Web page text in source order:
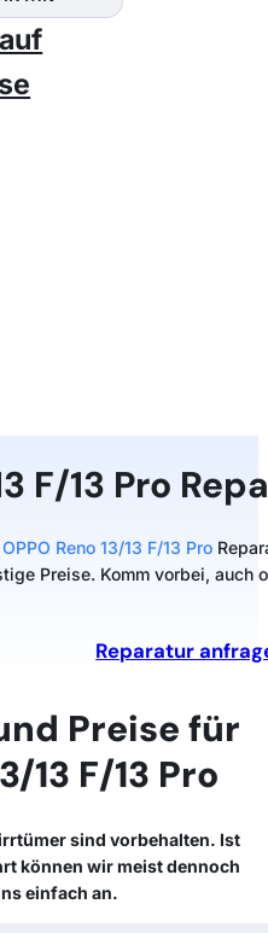
F/13 Pro
OPPO Reno 13/13 F/13 Pro
Preise. Komm vorbei, auch
Reparatur
Preise für
13 F/13 Pro
sind vorbehalten. Ist
können wir meist dennoch
einfach an.